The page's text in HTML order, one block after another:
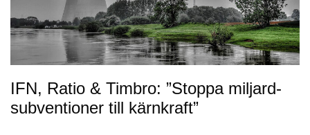
IFN, Ratio & Timbro: ”Stoppa miljard­
subventioner till kärnkraft”